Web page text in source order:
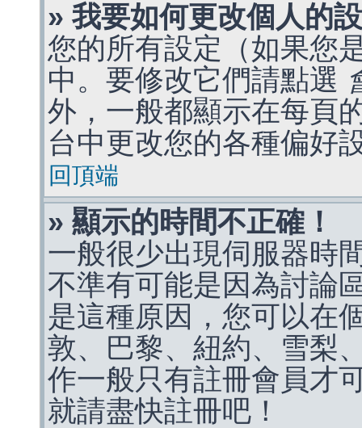
» 我要如何更改個人的
您的所有設定（如果您
中。要修改它們請點選
外，一般都顯示在每頁
台中更改您的各種偏好
回頂端
» 顯示的時間不正確！
一般很少出現伺服器時
不準有可能是因為討論
是這種原因，您可以在
敦、巴黎、紐約、雪梨
作一般只有註冊會員才
就請盡快註冊吧！